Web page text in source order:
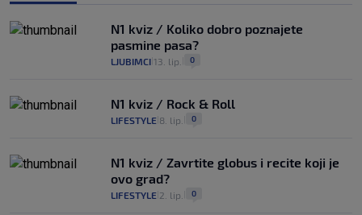
N1 kviz / Koliko dobro poznajete
pasmine pasa?
LJUBIMCI 13. lip. 0
N1 kviz / Rock & Roll
LIFESTYLE 8. lip. 0
N1 kviz / Zavrtite globus i recite koji je
ovo grad?
LIFESTYLE 2. lip. 0